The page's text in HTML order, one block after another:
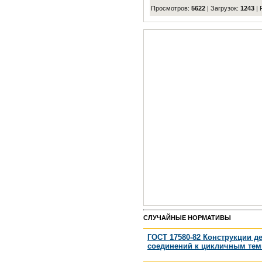
Просмотров: 5622 | Загрузок: 1243 |
СЛУЧАЙНЫЕ НОРМАТИВЫ
ГОСТ 17580-82 Конструкции
соединений к цикличным